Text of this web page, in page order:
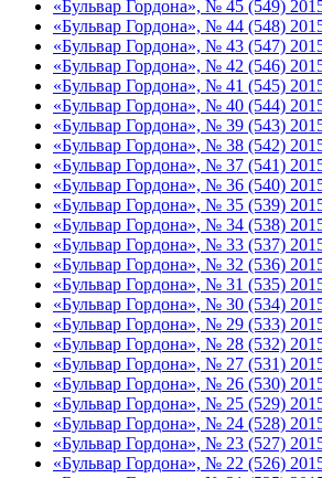
«Бульвар Гордона», № 45 (549)
«Бульвар Гордона», № 44 (548)
«Бульвар Гордона», № 43 (547)
«Бульвар Гордона», № 42 (546)
«Бульвар Гордона», № 41 (545)
«Бульвар Гордона», № 40 (544)
«Бульвар Гордона», № 39 (543)
«Бульвар Гордона», № 38 (542)
«Бульвар Гордона», № 37 (541)
«Бульвар Гордона», № 36 (540)
«Бульвар Гордона», № 35 (539)
«Бульвар Гордона», № 34 (538)
«Бульвар Гордона», № 33 (537)
«Бульвар Гордона», № 32 (536)
«Бульвар Гордона», № 31 (535)
«Бульвар Гордона», № 30 (534)
«Бульвар Гордона», № 29 (533)
«Бульвар Гордона», № 28 (532)
«Бульвар Гордона», № 27 (531)
«Бульвар Гордона», № 26 (530)
«Бульвар Гордона», № 25 (529)
«Бульвар Гордона», № 24 (528)
«Бульвар Гордона», № 23 (527)
«Бульвар Гордона», № 22 (526)